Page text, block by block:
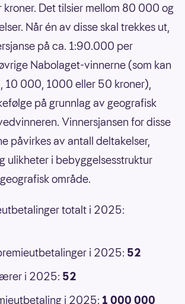
kroner. Det tilsier mellom 80 000 og
Når én av disse skal trekkes ut,
på ca. 1:90.000 per
Nabolaget-vinnerne (som kan
10 000, 1000 eller 50 kroner),
på grunnlag av geografisk
Vinnersjansen for disse
påvirkes av antall deltakelser,
ulikheter i bebyggelsesstruktur
område.
totalt i 2025:
i 2025: 52
i 2025: 52
i 2025: 1 000 000